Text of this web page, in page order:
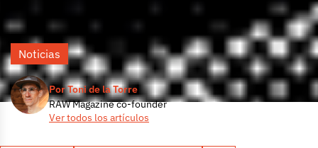
Por Toni de la Torre
RAW Magazine co-founder
Ver todos los artículos
Noticias